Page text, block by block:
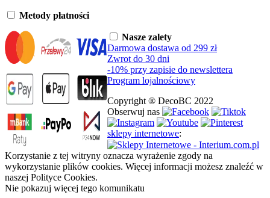
Metody płatności
Nasze zalety
Darmowa dostawa od 299 zł
Zwrot do 30 dni
-10% przy zapisie do newslettera
Program lojalnościowy
Copyright ® DecoBC 2022
Obserwuj nas
sklepy internetowe:
Korzystanie z tej witryny oznacza wyrażenie zgody na
wykorzystanie plików cookies. Więcej informacji możesz znaleźć w
naszej Polityce Cookies.
Nie pokazuj więcej tego komunikatu